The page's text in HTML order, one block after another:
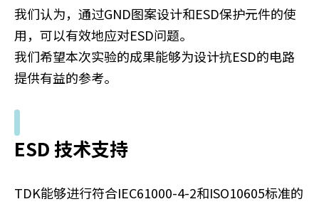
我们认为，通过GND图案设计和ESD保护元件的使
用，可以有效地应对ESD问题。
我们希望本次实验的成果能够为设计抗ESD的电路
提供有益的参考。
ESD 技术支持
TDK能够进行符合IEC61000-4-2和ISO10605标准的